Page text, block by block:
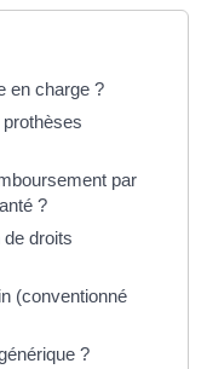
en charge ?
par
?
droits
(conventionné
?